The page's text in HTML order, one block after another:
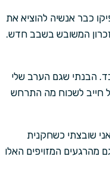
כבר אנשיה להוציא את
המשובש בשבב חדש.
הבנתי שגם הערב שלי
חייב לשכוח מה התרחש
שובצתי כשחקנית
מהרגעים המזויפים האלו